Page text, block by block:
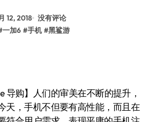
12, 2018 没有评论
一加6 #手机 #黑鲨游
购】人们的审美在不断的提升，
天，手机不但要有高性能，而且在